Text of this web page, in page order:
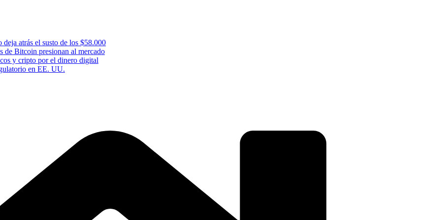
atrás el susto de los $58.000
de Bitcoin presionan al mercado
y cripto por el dinero digital
en EE. UU.